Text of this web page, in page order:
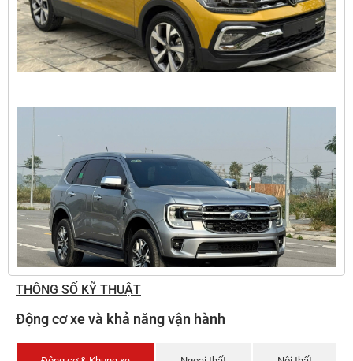
THÔNG SỐ KỸ THUẬT
Động cơ xe và khả năng vận hành